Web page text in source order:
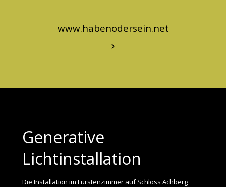
www.habenodersein.net
Generative
Lichtinstallation
Die Installation im Fürstenzimmer auf Schloss Achberg